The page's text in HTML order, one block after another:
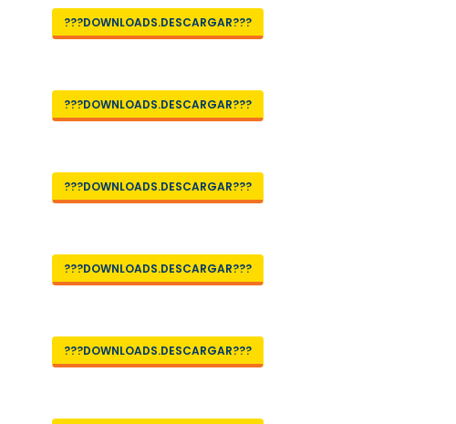
???DOWNLOADS.DESCARGAR???
???DOWNLOADS.DESCARGAR???
???DOWNLOADS.DESCARGAR???
???DOWNLOADS.DESCARGAR???
???DOWNLOADS.DESCARGAR???